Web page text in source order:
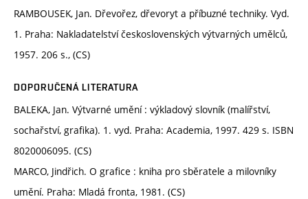
RAMBOUSEK, Jan. Dřevořez, dřevoryt a příbuzné techniky. Vyd.
1. Praha: Nakladatelství československých výtvarných umělců,
1957. 206 s., (CS)
DOPORUČENÁ LITERATURA
BALEKA, Jan. Výtvarné umění : výkladový slovník (malířství,
sochařství, grafika). 1. vyd. Praha: Academia, 1997. 429 s. ISBN
8020006095. (CS)
MARCO, Jindřich. O grafice : kniha pro sběratele a milovníky
umění. Praha: Mladá fronta, 1981. (CS)